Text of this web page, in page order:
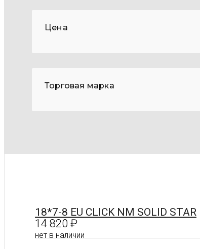
Цена
Торговая марка
18*7-8 EU CLICK NM SOLID STAR
14 820 ₽
нет в наличии